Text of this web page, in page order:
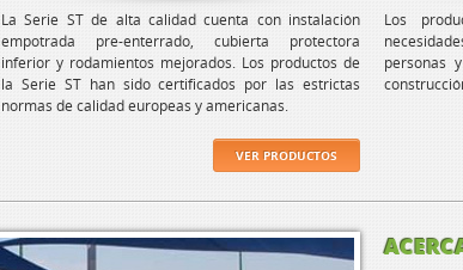
La Serie ST de alta calidad cuenta con instalación
empotrada pre-enterrado, cubierta protectora
inferior y rodamientos mejorados. Los productos de
la Serie ST han sido certificados por las estrictas
normas de calidad europeas y americanas.
VER PRODUCTOS
Los
personas